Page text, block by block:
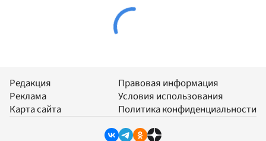
Редакция
Реклама
Карта сайта
Правовая информация
Условия использования
Политика конфиденциальности